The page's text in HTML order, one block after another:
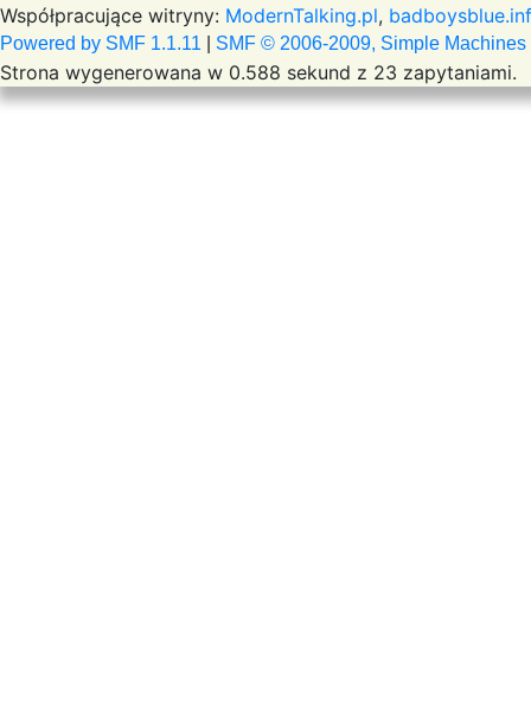
Współpracujące witryny: ModernTalking.pl,
Powered by SMF 1.1.11 SMF © 2006-2009, Simple Machines
Strona wygenerowana w 0.588 sekund z 23 zapytaniami.